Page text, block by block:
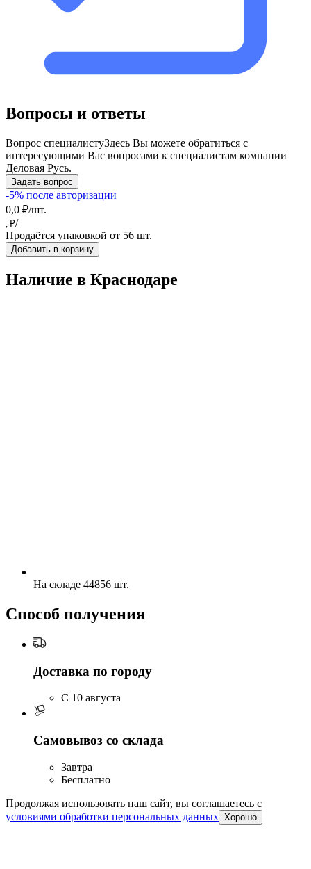
Вопросы и ответы
Вопрос специалистуЗдесь Вы можете обратиться с
интересующими Вас вопросами к специалистам компании
Деловая Русь.
Задать вопрос
-5% после авторизации
0,0 ₽/шт.
, ₽/
Продаётся упаковкой от 56 шт.
Добавить в корзину
Наличие в Краснодарe
На складе 44856 шт.
Способ получения
Доставка по городу
C 10 августа
Самовывоз со склада
Завтра
Бесплатно
Продолжая использовать наш сайт, вы соглашаетесь c
условиями обработки персональных данных Хорошо